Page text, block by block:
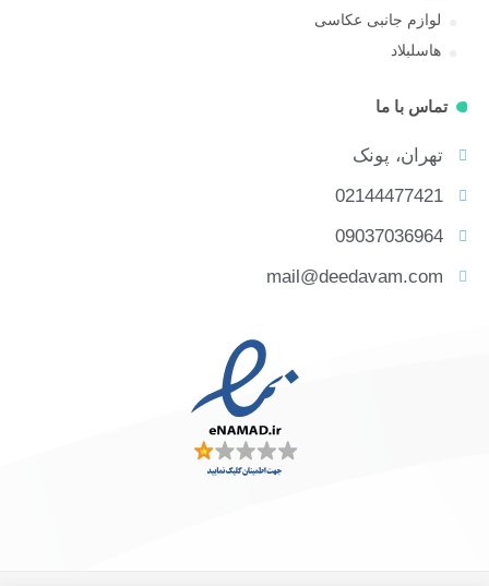
لوازم جانبی عکاسی
هاسلبلاد
تماس با ما
تهران، پونک
02144477421
09037036964
mail@deedavam.com